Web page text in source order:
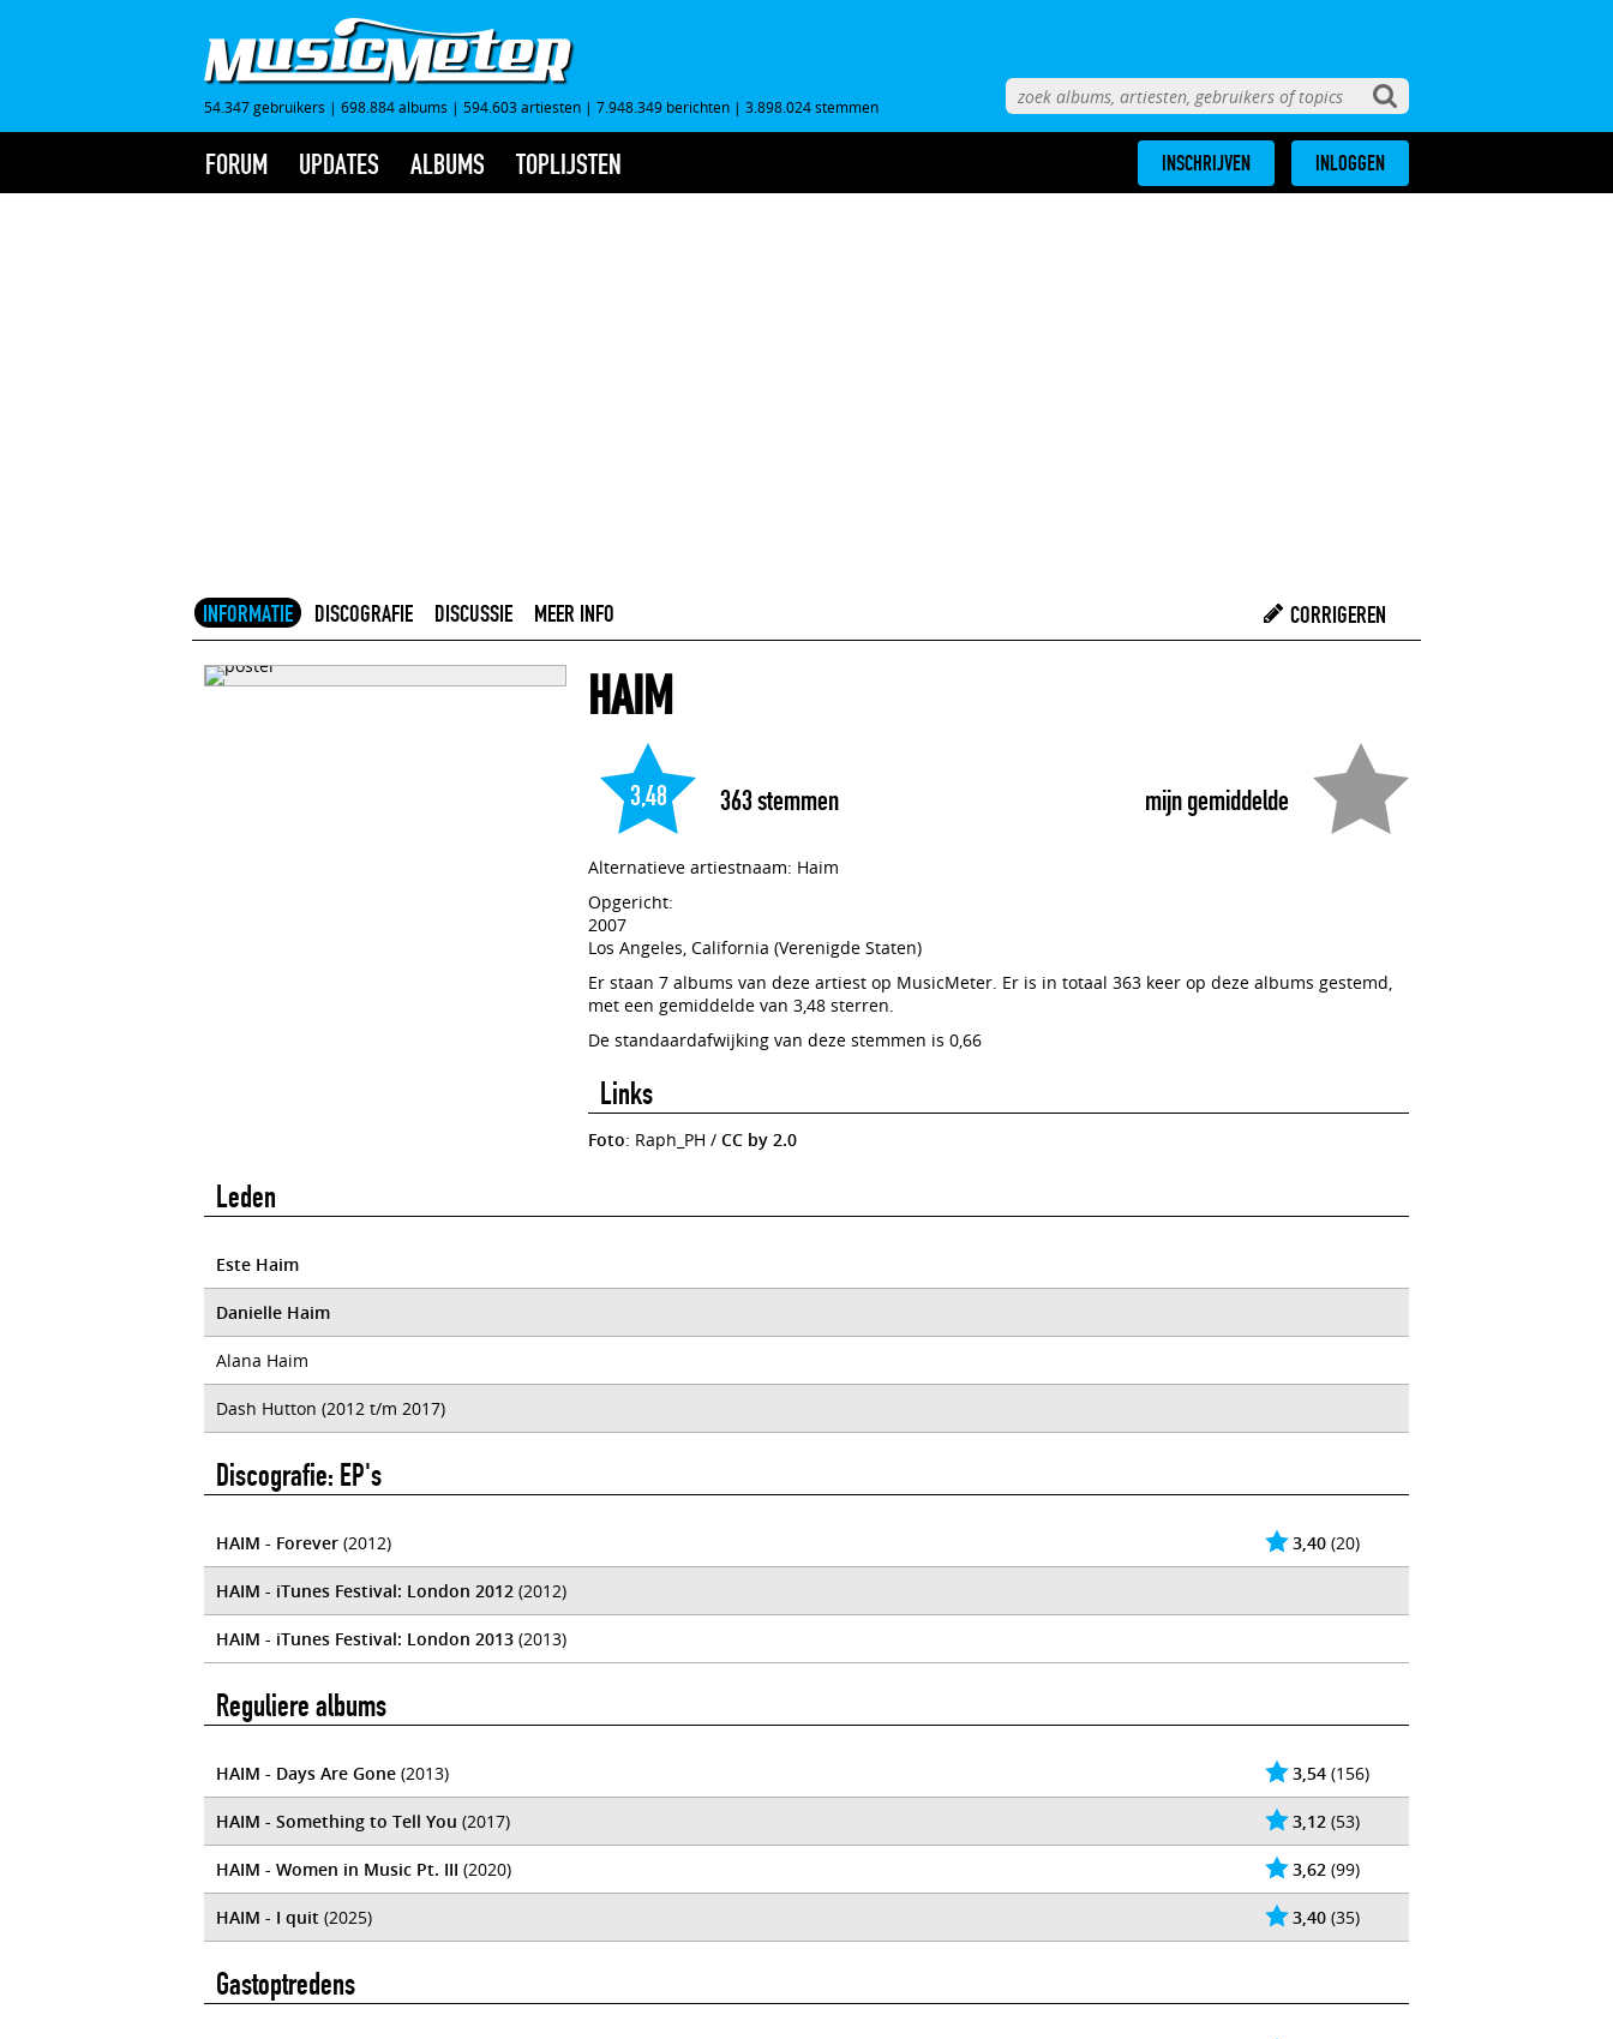
54.347 gebruikers | 698.884 albums | 594.603 artiesten | 7.948.349 berichten | 3.898.024 stemmen
FORUM UPDATES ALBUMS TOPLIJSTEN INSCHRIJVEN INLOGGEN
INFORMATIE DISCOGRAFIE DISCUSSIE MEER INFO CORRIGEREN
HAIM
mijn gemiddelde
3,48 363stemmen
Alternatieve artiestnaam: Haim
Opgericht:
2007
Los Angeles, California (Verenigde Staten)
Er staan 7 albums van deze artiest op MusicMeter. Er is in totaal 363 keer op deze albums gestemd,
met een gemiddelde van 3,48 sterren.
De standaardafwijking van deze stemmen is 0,66
Links
Foto: Raph_PH / CC by 2.0
Leden
Este Haim
Danielle Haim
Alana Haim
Dash Hutton (2012 t/m 2017)
Discografie: EP's
3,40 (20)
HAIM - Forever (2012)
HAIM - iTunes Festival: London 2012 (2012)
HAIM - iTunes Festival: London 2013 (2013)
Reguliere albums
3,54 (156)
HAIM - Days Are Gone (2013)
3,12 (53)
HAIM - Something to Tell You (2017)
3,62 (99)
HAIM - Women in Music Pt. III (2020)
3,40 (35)
HAIM - I quit (2025)
Gastoptredens